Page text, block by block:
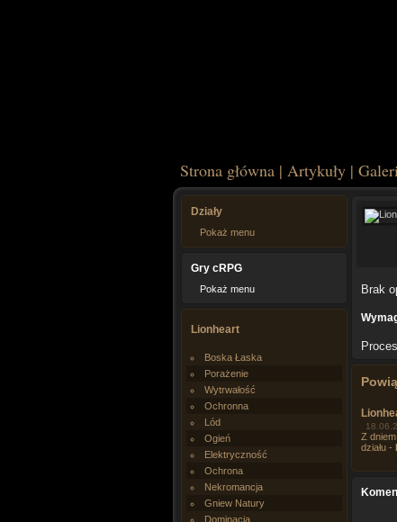
Strona główna | Artykuły |
Działy
Pokaż menu
Gry cRPG
Pokaż menu
Lionheart
Boska Łaska
Porażenie
Wytrwałość
Ochronna
Lód
Ogień
Elektryczność
Ochrona
Nekromancja
Gniew Natury
Dominacja
Brak
Z
działu -